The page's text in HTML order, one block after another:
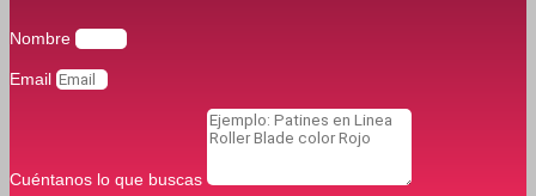
Nombre
Email
Cuéntanos lo que buscas